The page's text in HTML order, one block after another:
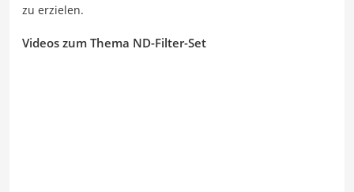
zu erzielen.
Videos zum Thema ND-Filter-Set